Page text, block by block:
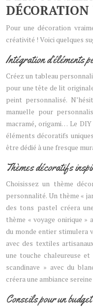
Pour une décoration
créativité ! Voici quelques
Intégration d’éléments
Créez un tableau
pour une tête de lit
peint personnalisé.
manuelle pour
macramé, origami… Le
éléments décoratifs
être dédié à une fresque
Thèmes décoratifs
Choisissez un thème
personnalité. Un thème «
des tons pastel créera
thème « voyage onirique »
du monde entier stimulera
avec des textiles
une touche chaleureuse
scandinave » avec du
créera une ambiance
Conseils pour un